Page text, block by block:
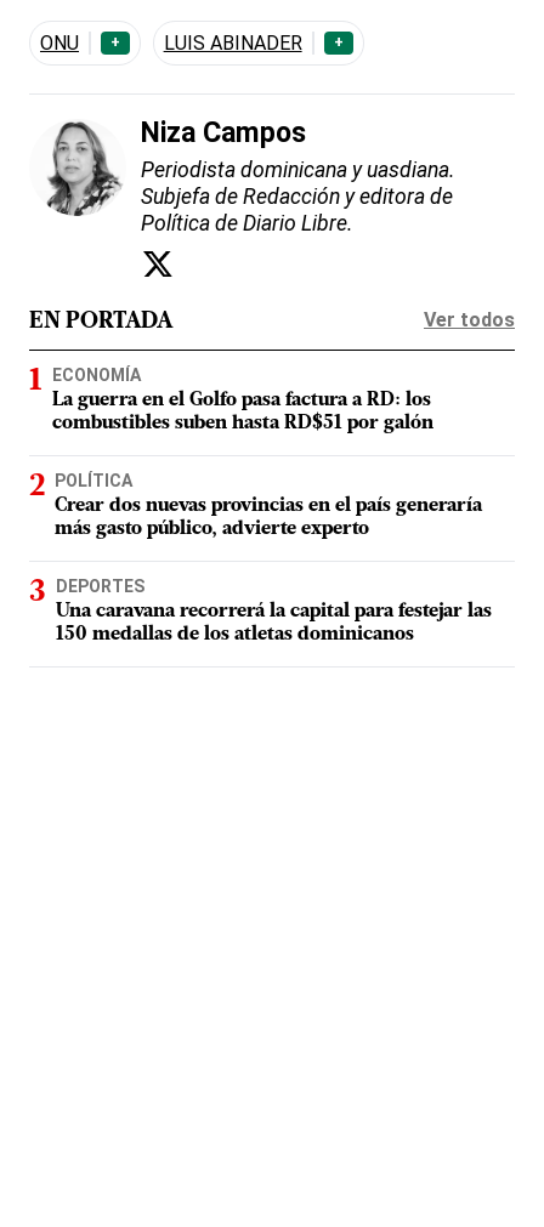
ONU + LUIS ABINADER +
Niza Campos
Periodista dominicana y uasdiana.
Subjefa de Redacción y editora de
Política de Diario Libre.
EN PORTADA Ver todos
ECONOMÍA
La guerra en el Golfo pasa factura a RD: los
combustibles suben hasta RD$51 por galón
POLÍTICA
Crear dos nuevas provincias en el país generaría
más gasto público, advierte experto
DEPORTES
Una caravana recorrerá la capital para festejar las
150 medallas de los atletas dominicanos